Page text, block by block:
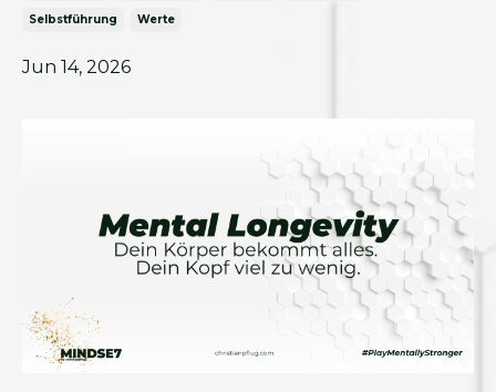
Selbstführung Werte
Jun 14, 2026